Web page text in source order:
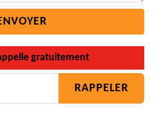
gratuitement